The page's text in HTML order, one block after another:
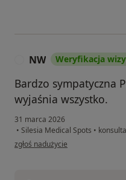
NW Weryfikacja
Bardzo sympatyczna
wyjaśnia wszystko.
31 marca 2026
• Silesia Medical Spots •
w opinii użytkownika NW
zgłoś nadużycie